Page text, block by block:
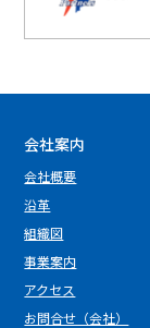
会社案内
会社概要
沿革
組織図
事業案内
アクセス
お問合せ（会社）